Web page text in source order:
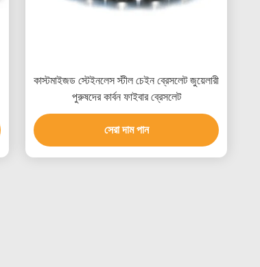
কাস্টমাইজড স্টেইনলেস স্টীল চেইন ব্রেসলেট জুয়েলারী
পুরুষদের কার্বন ফাইবার ব্রেসলেট
সেরা দাম পান